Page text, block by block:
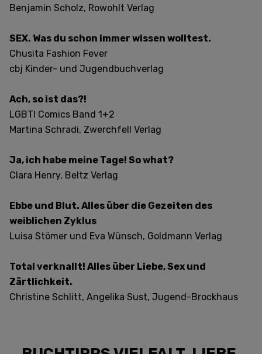
Benjamin Scholz, Rowohlt Verlag
SEX. Was du schon immer wissen wolltest.
Chusita Fashion Fever
cbj Kinder- und Jugendbuchverlag
Ach, so ist das?!
LGBTI Comics Band 1+2
Martina Schradi, Zwerchfell Verlag
Ja, ich habe meine Tage! So what?
Clara Henry, Beltz Verlag
Ebbe und Blut. Alles über die Gezeiten des
weiblichen Zyklus
Luisa Stömer und Eva Wünsch, Goldmann Verlag
Total verknallt! Alles über Liebe, Sex und
Zärtlichkeit.
Christine Schlitt, Angelika Sust, Jugend-Brockhaus